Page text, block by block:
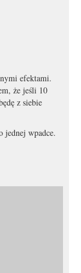
efektami.
że jeśli 10
z siebie
jednej wpadce.